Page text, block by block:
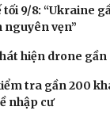
tối 9/8: “Ukraine
nguyên vẹn”
hiện drone gần
tra gần 200
nhập cư